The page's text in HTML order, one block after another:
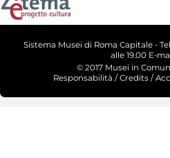
Sistema Musei di Roma Capitale -
alle 19.00 E-
© 2017 Musei in
Responsabilità /Credits /